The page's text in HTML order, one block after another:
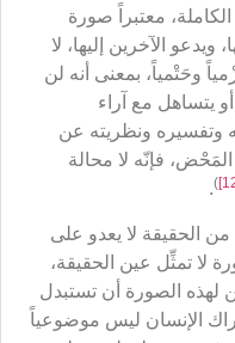
معتبراً صورة
ويدعو الآخرين إليها، لا
وحَتْمياً، بمعنى أنه لن
يتساهل مع آراء
وتفسيره ونظريته عن
فإنّه لا محالة
)
.
الحقيقة لا يعدو على
لا تمثِّل عين الحقيقة،
الصورة أن تستبدل
الإنسان ليس موضوعياً